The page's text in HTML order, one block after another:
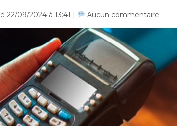
22/09/2024 à 13:41 | Aucun commentaire